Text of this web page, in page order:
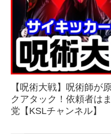
【呪術大戦】呪術師が
クアタック！依頼者は
党【KSLチャンネル】